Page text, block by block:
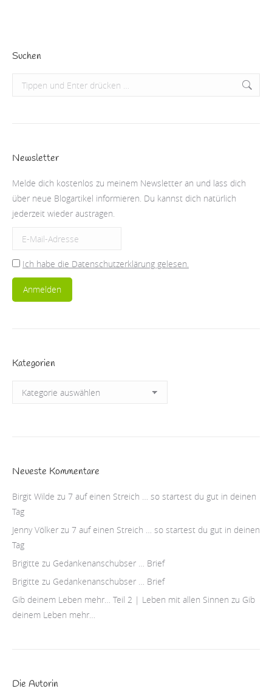
Suchen
Search:
Newsletter
Melde dich kostenlos zu meinem Newsletter an und lass dich
über neue Blogartikel informieren. Du kannst dich natürlich
jederzeit wieder austragen.
Ich habe die Datenschutzerklärung gelesen.
Kategorien
Kategorien
Neueste Kommentare
Birgit Wilde zu 7 auf einen Streich … so startest du gut in deinen
Tag
Jenny Völker zu 7 auf einen Streich … so startest du gut in deinen
Tag
Brigitte zu Gedankenanschubser … Brief
Brigitte zu Gedankenanschubser … Brief
Gib deinem Leben mehr… Teil 2 | Leben mit allen Sinnen zu Gib
deinem Leben mehr…
Die Autorin